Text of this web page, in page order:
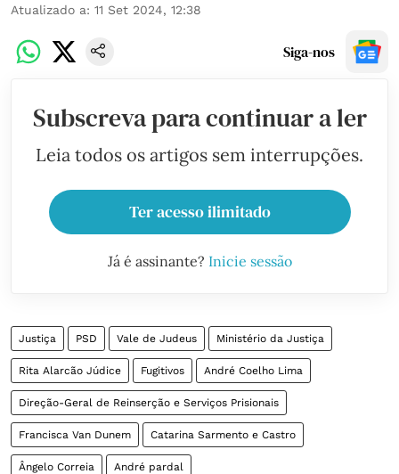
Atualizado a: 11 Set 2024, 12:38
Siga-nos
Subscreva para continuar a ler
Leia todos os artigos sem interrupções.
Ter acesso ilimitado
Já é assinante? Inicie sessão
Justiça PSD Vale de Judeus Ministério da Justiça
Rita Alarcão Júdice Fugitivos André Coelho Lima
Direção-Geral de Reinserção e Serviços Prisionais
Francisca Van Dunem Catarina Sarmento e Castro
Ângelo Correia André pardal